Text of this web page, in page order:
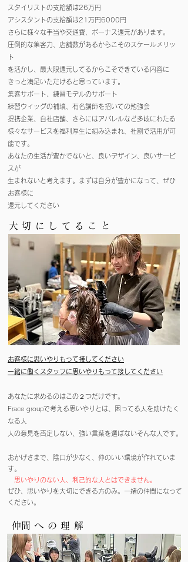
スタイリストの支給額は26万円
アシスタントの支給額は21万円6000円
さらに様々な手当や交通費、ボーナス還元があります。
圧倒的な集客力、店舗数があるからこそのスケールメリッ
ト​
を活かし、最大限還元してるからこそできている内容に
きっと満足いただけると思っています。
集客サポート、練習モデルのサポート
練習ウィッグの補填、有名講師を招いての勉強会
提携企業、自社店舗、さらにはアパレルなど多岐にわたる
様々なサービスを福利厚生に組み込まれ、社割で活用が可
能です。
あなたの生活が豊かでないと、良いデザイン、良いサービ
スが
生まれないと考えます。まずは自分が豊かになって、ぜひ
お客様に
​還元してください
大切にしてること
お客様に思いやりもって接してください
一緒に働くスタッフに思いやりもって接してください
あなたに求めるのはこの２つだけです。
Frace groupで考える思いやりとは、困ってる人を助けたく
なる人
人の意見を否定しない、強い言葉を選ばないそんな人です。
おかげさまで、陰口が少なく、仲のいい環境が作れていま
す。
思いやりのない人、利己的な人とはできません。
​ぜひ、思いやりを大切にできる方のみ。一緒の仲間になって
ください。
​仲間への理解